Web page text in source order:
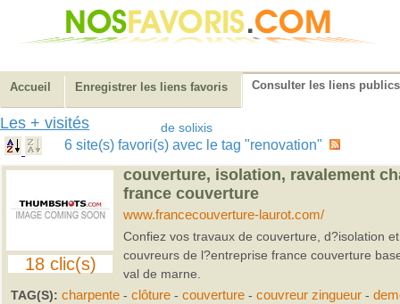
Accueil Enregistrer les liens favoris Consulter les liens publics
Les + visités de solixis
6 site(s) favori(s) avec le tag "renovation"
18 clic(s)
couverture, isolation, ravalement
france couverture
www.francecouverture-laurot.com/
Confiez vos travaux de couverture, d?isolation
couvreurs de l?entreprise france couverture
val de marne.
TAG(S): charpente - clôture - couverture - couvreur zingueur -